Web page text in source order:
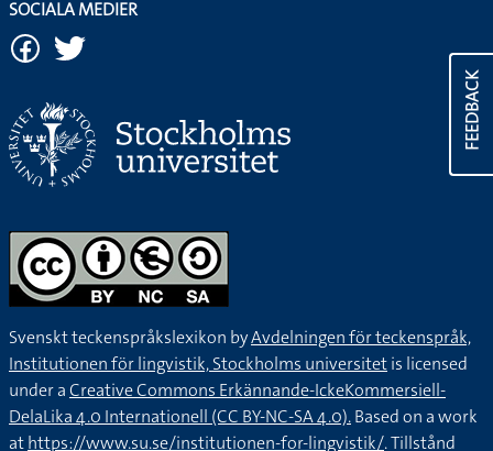
FEEDBACK
SOCIALA MEDIER
Svenskt teckenspråkslexikon byAvdelningen för teckenspråk,
Institutionen för lingvistik, Stockholms universitetis licensed
under aCreative Commons Erkännande-IckeKommersiell-
DelaLika 4.0 Internationell (CC BY-NC-SA 4.0).Based on a work
athttps://www.su.se/institutionen-for-lingvistik/. Tillstånd